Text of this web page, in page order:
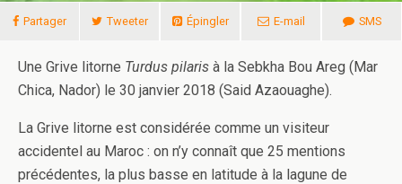
Partager Tweeter Épingler E-mail SMS
Une Grive litorne Turdus pilaris à la Sebkha Bou Areg (Mar
Chica, Nador) le 30 janvier 2018 (Said Azaouaghe).
La Grive litorne est considérée comme un visiteur
accidentel au Maroc : on n’y connaît que 25 mentions
précédentes, la plus basse en latitude à la lagune de